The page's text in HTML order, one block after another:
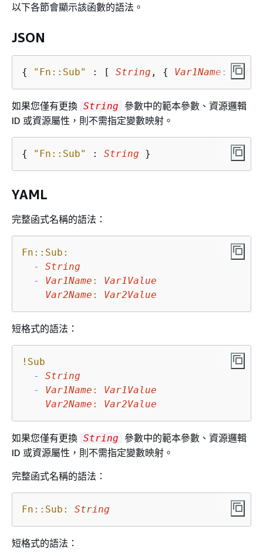
以下各節會顯示該函數的語法。
JSON
{ "Fn::Sub" : [ String , { Var1Name :
如果您僅有更換 String 參數中的範本參數、資源邏輯
ID 或資源屬性，則不需指定變數映射。
{ "Fn::Sub" : String }
YAML
完整函式名稱的語法：
Fn::Sub:
-
String
-
Var1Name :
Var1Value
Var2Name : Var2Value
短格式的語法：
!Sub
-
String
-
Var1Name :
Var1Value
Var2Name : Var2Value
如果您僅有更換 String 參數中的範本參數、資源邏輯
ID 或資源屬性，則不需指定變數映射。
完整函式名稱的語法：
Fn::Sub: String
短格式的語法：